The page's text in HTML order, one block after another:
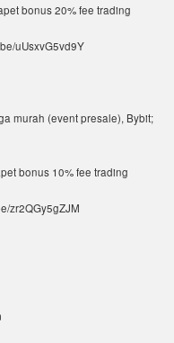
bonus 20% fee trading
uUsxvG5vd9Y
murah (event presale), Bybit;
bonus 10% fee trading
zr2QGy5gZJM